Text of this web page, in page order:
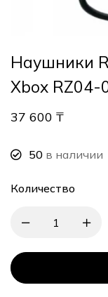
Наушники
Xbox
37 600 ₸
50 в наличии
Количество